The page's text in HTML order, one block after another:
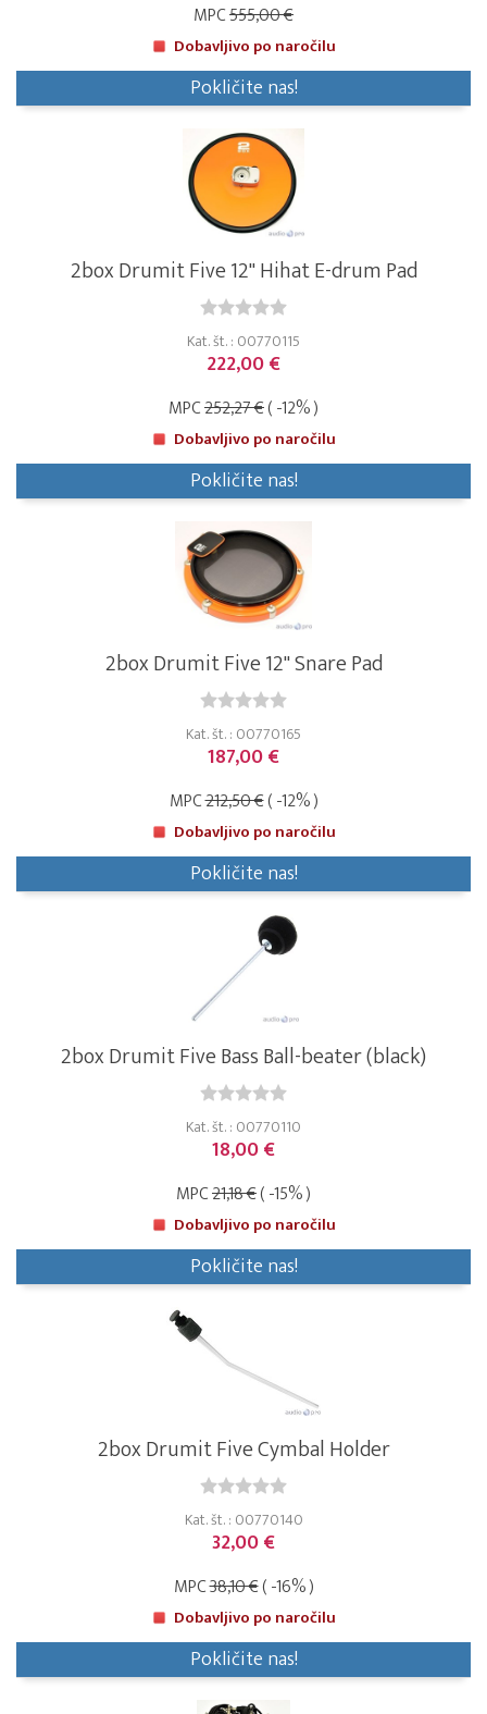
MPC555,00 €
Dobavljivo po naročilu
Pokličite nas!
2box Drumit Five 12" Hihat E-drum Pad
Kat. št. : 00770115
222,00 €
MPC252,27 €( -12% )
Dobavljivo po naročilu
Pokličite nas!
2box Drumit Five 12" Snare Pad
Kat. št. : 00770165
187,00 €
MPC212,50 €( -12% )
Dobavljivo po naročilu
Pokličite nas!
2box Drumit Five Bass Ball-beater (black)
Kat. št. : 00770110
18,00 €
MPC21,18 €( -15% )
Dobavljivo po naročilu
Pokličite nas!
2box Drumit Five Cymbal Holder
Kat. št. : 00770140
32,00 €
MPC38,10 €( -16% )
Dobavljivo po naročilu
Pokličite nas!